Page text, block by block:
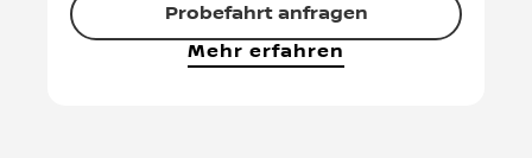
Probefahrt anfragen
Mehr erfahren